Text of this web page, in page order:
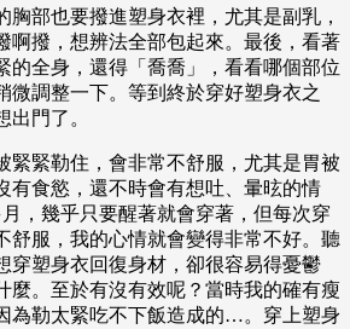
胸部也要撥進塑身衣裡，尤其是副乳，
啊撥，想辨法全部包起來。最後，看著
的全身，還得「喬喬」，看看哪個部位
微調整一下。等到終於穿好塑身衣之
門了。
緊緊勒住，會非常不舒服，尤其是胃被
有食慾，還不時會有想吐、暈昡的情
，幾乎只要醒著就會穿著，但每次穿
舒服，我的心情就會變得非常不好。聽
穿塑身衣回復身材，卻很容易得憂鬱
麼。至於有沒有效呢？當時我的確有瘦
為勒太緊吃不下飯造成的…。穿上塑身